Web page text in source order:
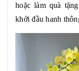
hoặc làm quà
khởi đầu hanh